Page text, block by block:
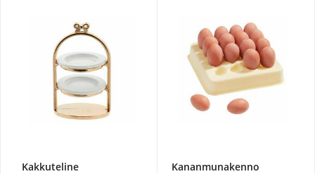
Kakkuteline
Kananmunakenno